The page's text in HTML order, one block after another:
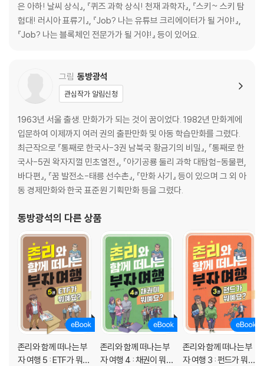
은 아하! 날씨 상식』, 『퀴즈 과학 상식! 천재 과학자』, 『스키~ 스키 탐
험대! 러시아 표류기』, 『Job? 나는 유튜브 크리에이터가 될 거야!』,
『Job? 나는 블록체인 전문가가 될 거야!』 등이 있어요.
그림 동방광석
관심작가 알림신청
1963년 서울 출생. 만화가가 되는 것이 꿈이었다. 1982년 만화계에
입문하여 이제까지 여러 권의 출판만화 및 아동 학습만화를 그렸다.
최근작으로 『통째로 한국사-3권 남북국 황금기의 비밀』, 『통째로 한
국사-5권 왁자지껄 민초열전』, 『아기공룡 둘리 과학 대탐험-동물편,
바다편』, 『꿈 발전소-태릉 선수촌』, 『만화 사기』 등이 있으며 그 외 아
동 경제만화와 한국 표준원 기획만화 등을 그렸다.
동방광석의 다른 상품
존리와 함께 떠나는 부
자 여행 5 : ETF가 뭐예
존리와 함께 떠나는 부
자 여행 4 : 채권이 뭐예
존리와 함께 떠나는 부
자 여행 3 : 펀드가 뭐예